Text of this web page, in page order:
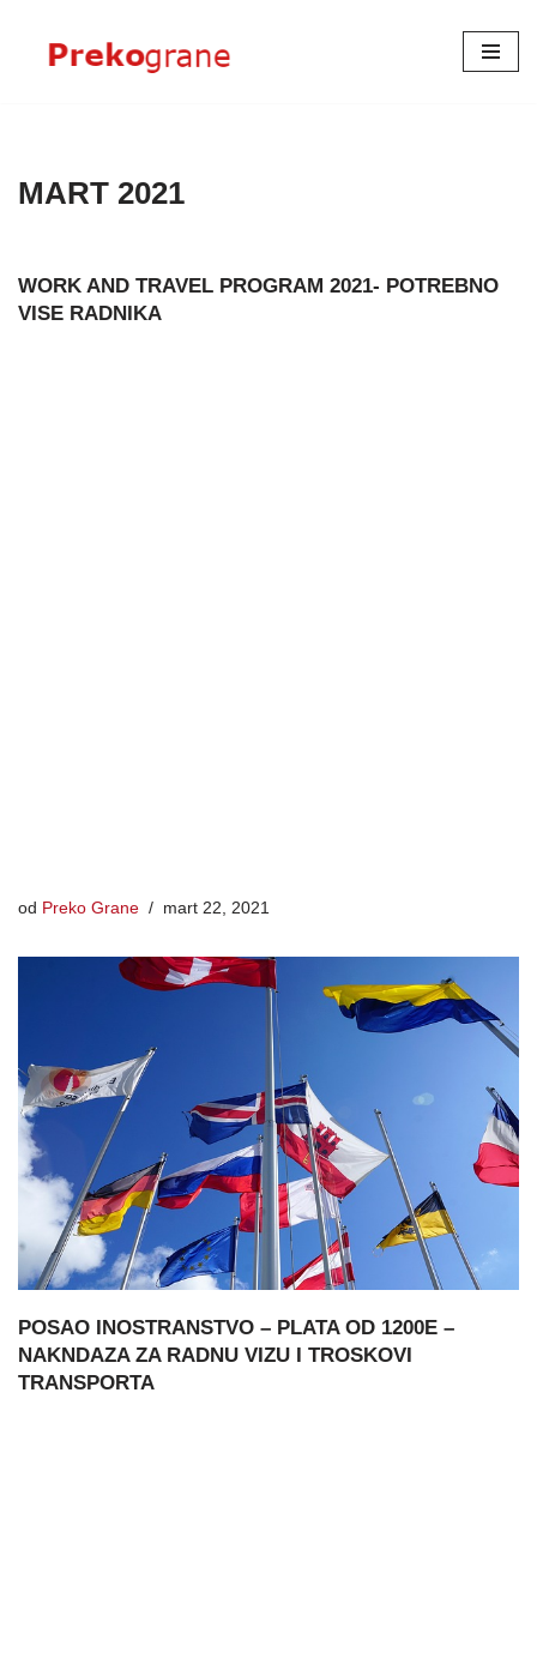
Skoči
MART 2021
WORK AND TRAVEL PROGRAM 2021- POTREBNO
VISE RADNIKA
od Preko Grane mart 22, 2021
POSAO INOSTRANSTVO – PLATA OD 1200E –
NAKNDAZA ZA RADNU VIZU I TROSKOVI
TRANSPORTA